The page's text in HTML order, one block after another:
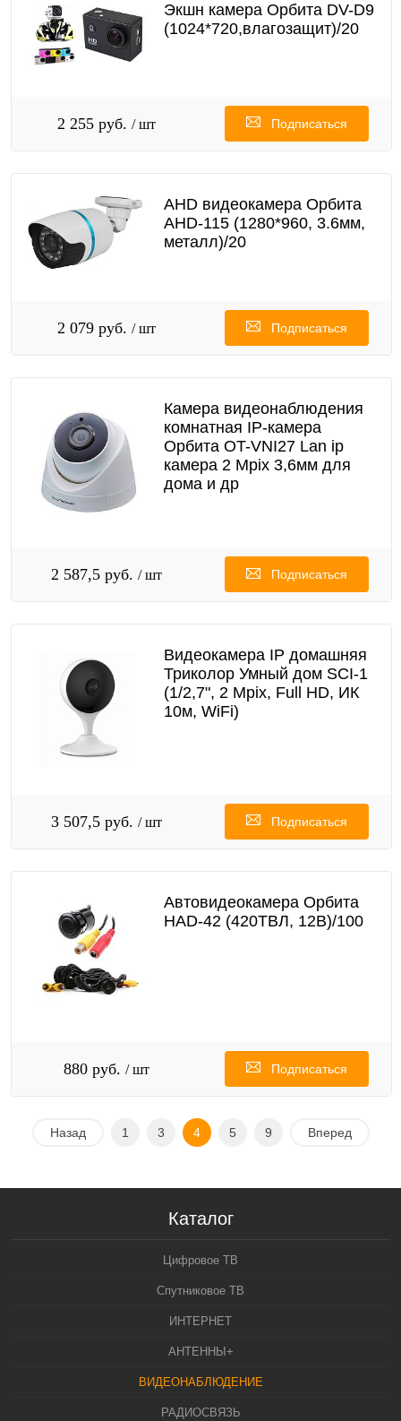
Экшн камера Орбита DV-D9
(1024*720,влагозащит)/20
2 255 руб. / шт Подписаться
AHD видеокамера Орбита
AHD-115 (1280*960, 3.6мм,
металл)/20
2 079 руб. / шт Подписаться
Камера видеонаблюдения
комнатная IP-камера
Орбита OT-VNI27 Lan ip
камера 2 Mpix 3,6мм для
дома и др
2 587,5 руб. / шт Подписаться
Видеокамера IP домашняя
Триколор Умный дом SCI-1
(1/2,7", 2 Mpix, Full HD, ИК
10м, WiFi)
3 507,5 руб. / шт Подписаться
Автовидеокамера Орбита
HAD-42 (420ТВЛ, 12В)/100
880 руб. / шт Подписаться
Назад 1 3 4 5 9 Вперед
Каталог
Цифровое ТВ
Спутниковое ТВ
ИНТЕРНЕТ
АНТЕННЫ+
ВИДЕОНАБЛЮДЕНИЕ
РАДИОСВЯЗЬ